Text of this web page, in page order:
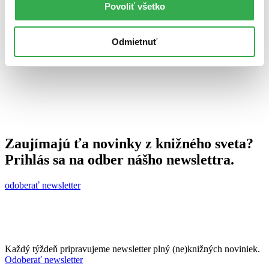
Povoliť všetko
Odmietnuť
7. apríla 2010
Zaujímajú ťa novinky z knižného sveta?
Prihlás sa na odber nášho newslettra.
odoberať newsletter
Každý týždeň pripravujeme newsletter plný (ne)knižných noviniek.
Odoberať newsletter